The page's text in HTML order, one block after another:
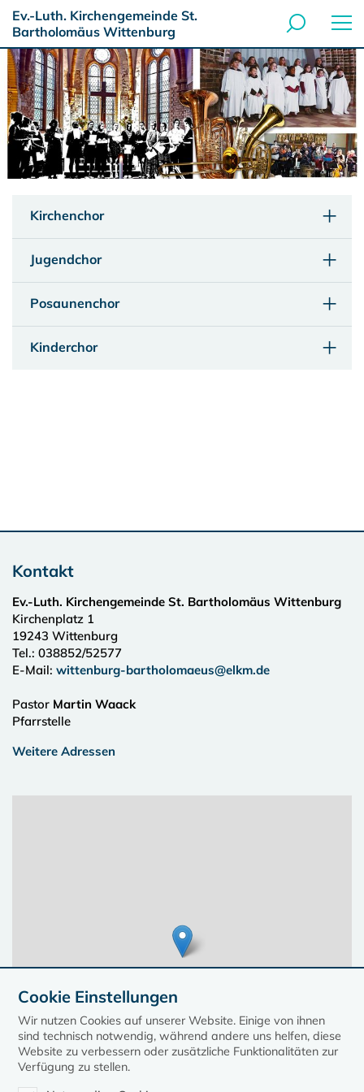
Ev.-Luth. Kirchengemeinde St.
Bartholomäus Wittenburg
Kirchenchor
Jugendchor
Posaunenchor
Kinderchor
Kontakt
Ev.-Luth. Kirchengemeinde St. Bartholomäus Wittenburg
Kirchenplatz 1
19243 Wittenburg
Tel.: 038852/52577
E-Mail: wittenburg-bartholomaeus@elkm.de
Pastor Martin Waack
Pfarrstelle
Weitere Adressen
Cookie Einstellungen
Wir nutzen Cookies auf unserer Website. Einige von ihnen
sind technisch notwendig, während andere uns helfen, diese
Website zu verbessern oder zusätzliche Funktionalitäten zur
Verfügung zu stellen.